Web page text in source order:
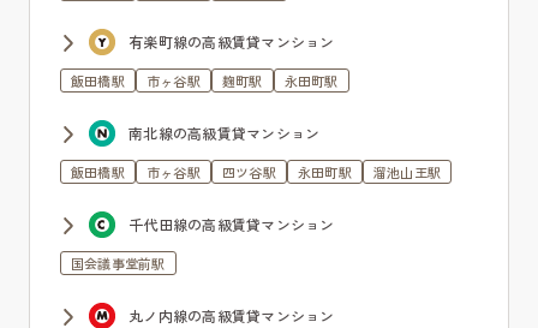
有楽町線の高級賃貸マンション
飯田橋駅 市ヶ谷駅 麹町駅 永田町駅
南北線の高級賃貸マンション
飯田橋駅 市ヶ谷駅 四ツ谷駅 永田町駅 溜池山王駅
千代田線の高級賃貸マンション
国会議事堂前駅
丸ノ内線の高級賃貸マンション